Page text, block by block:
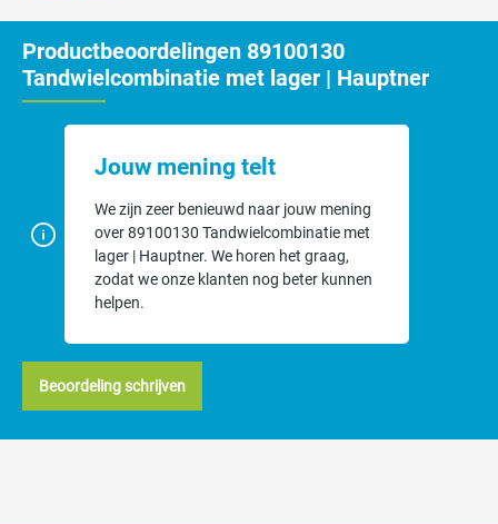
Productbeoordelingen 89100130
Tandwielcombinatie met lager | Hauptner
Jouw mening telt
We zijn zeer benieuwd naar jouw mening
over 89100130 Tandwielcombinatie met
lager | Hauptner. We horen het graag,
zodat we onze klanten nog beter kunnen
helpen.
Beoordeling schrijven